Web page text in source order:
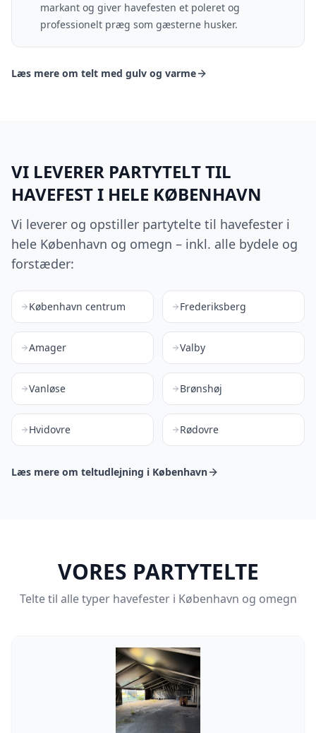
markant og giver havefesten et poleret og
professionelt præg som gæsterne husker.
Læs mere om telt med gulv og varme
VI LEVERER PARTYTELT TIL
HAVEFEST I HELE KØBENHAVN
Vi leverer og opstiller partytelte til havefester i
hele København og omegn – inkl. alle bydele og
forstæder:
København centrum Frederiksberg
Amager Valby
Vanløse Brønshøj
Hvidovre Rødovre
Læs mere om teltudlejning i København
VORES PARTYTELTE
Telte til alle typer havefester i København og omegn